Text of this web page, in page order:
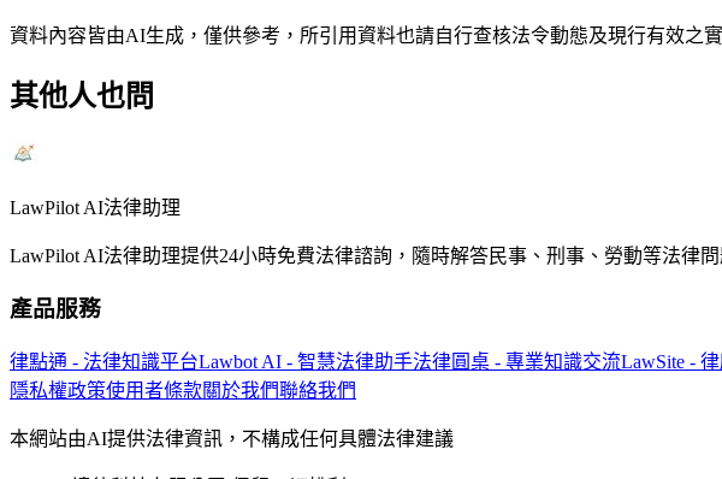
資料內容皆由AI生成，僅供參考，所引用資料也請自行查核法令動態及現行有效之
其他人也問
LawPilot AI法律助理
LawPilot AI法律助理提供24小時免費法律諮詢，隨時解答民事、刑事、勞動等法律
產品服務
律點通 - 法律知識平台Lawbot AI - 智慧法律助手法律圓桌 - 專業知識交流LawSite -
隱私權政策使用者條款關於我們聯絡我們
本網站由AI提供法律資訊，不構成任何具體法律建議